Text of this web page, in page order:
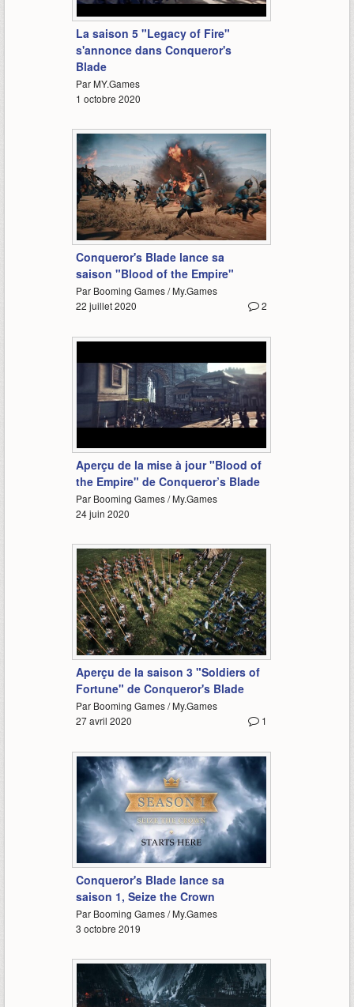
0:55
La saison 5 "Legacy of Fire"
s'annonce dans Conqueror's
Blade
Par MY.Games
1 octobre 2020
2:01
Conqueror's Blade lance sa
saison "Blood of the Empire"
Par Booming Games / My.Games
2
22 juillet 2020
Aperçu de la mise à jour "Blood of
the Empire" de Conqueror’s Blade
Par Booming Games / My.Games
24 juin 2020
2:10
Aperçu de la saison 3 "Soldiers of
Fortune" de Conqueror's Blade
Par Booming Games / My.Games
1
27 avril 2020
1:09
Conqueror's Blade lance sa
saison 1, Seize the Crown
Par Booming Games / My.Games
3 octobre 2019